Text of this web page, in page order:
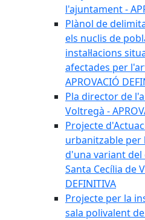
l'ajuntament -
Plànol de
els nuclis de
instal·lacions
afectades per
APROVACIÓ
Pla director de
Voltregà -
Projecte
urbanitzable per
d'una variant del
Santa Cecília de
DEFINITIVA
Projecte per la
sala polivalent